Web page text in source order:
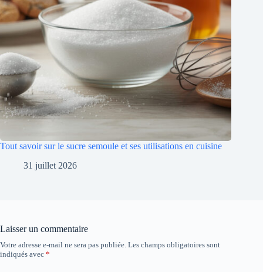
Tout savoir sur le sucre semoule et ses utilisations en cuisine
31 juillet 2026
Laisser un commentaire
Votre adresse e-mail ne sera pas publiée. Les champs obligatoires sont
indiqués avec *